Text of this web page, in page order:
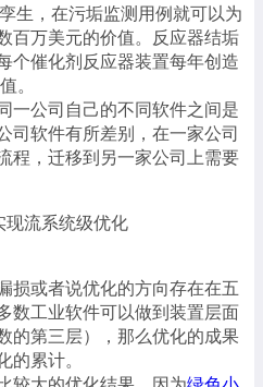
生，在污垢监测用例就可以为
百万美元的价值。反应器结垢
个催化剂反应器装置每年创造
。
一公司自己的不同软件之间是
司软件有所差别，在一家公司
程，迁移到另一家公司上需要
现流系统级优化
损或者说优化的方向存在在五
数工业软件可以做到装置层面
的第三层），那么优化的成果
的累计。